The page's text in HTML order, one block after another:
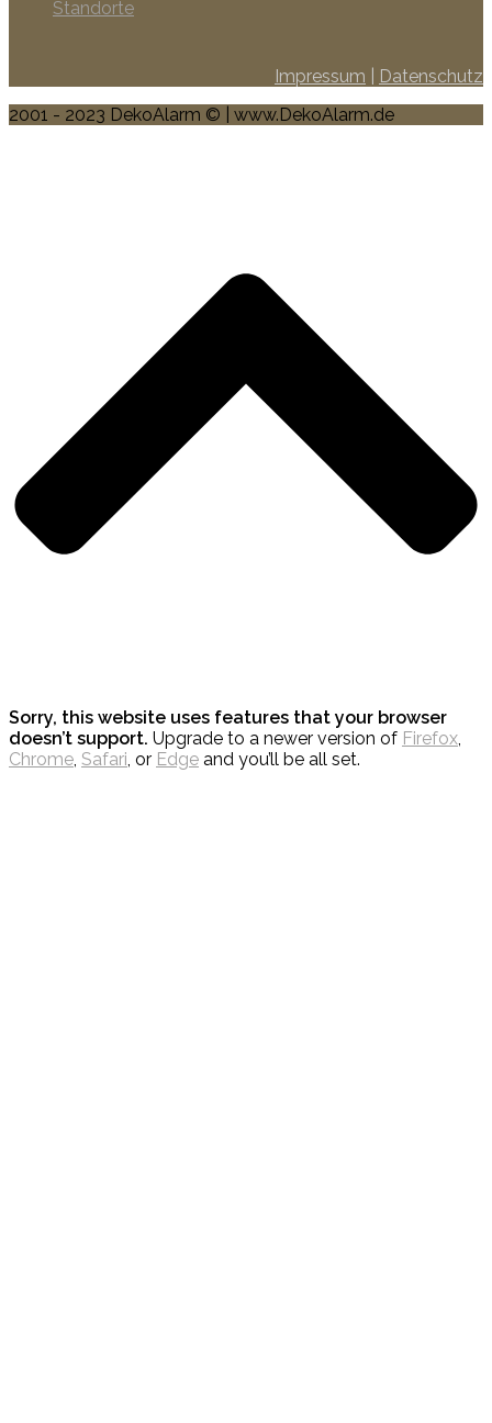
Standorte
Impressum
Datenschutz
2001 - 2023 DekoAlarm © | www.DekoAlarm.de
Sorry, this website uses features that your browser
doesn’t support. Upgrade to a newer version of Firefox,
Chrome, Safari, or Edge and you’ll be all set.